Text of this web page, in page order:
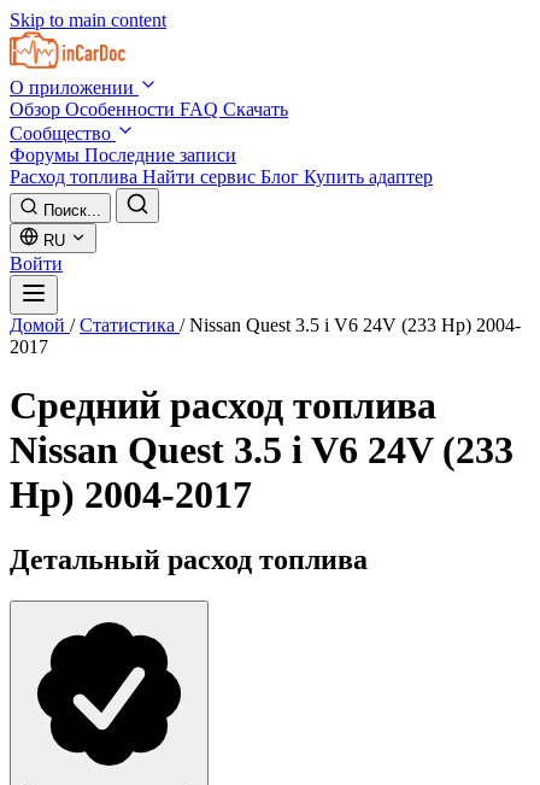
Skip to main content
О приложении
Обзор Особенности FAQ Скачать
Сообщество
Форумы Последние записи
Расход топлива Найти сервис Блог Купить адаптер
Поиск...
RU
Войти
Домой / Статистика / Nissan Quest 3.5 i V6 24V (233 Hp) 2004-
2017
Средний расход топлива
Nissan Quest 3.5 i V6 24V (233
Hp) 2004-2017
Детальный расход топлива